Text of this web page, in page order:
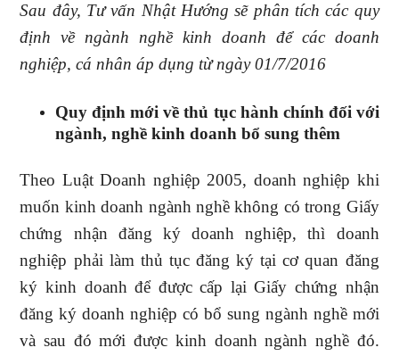
Sau đây, Tư vấn Nhật Hướng sẽ phân tích các quy
định về ngành nghề kinh doanh để các doanh
nghiệp, cá nhân áp dụng từ ngày 01/7/2016
Quy định mới về thủ tục hành chính đối với
ngành, nghề kinh doanh bổ sung thêm
Theo Luật Doanh nghiệp 2005, doanh nghiệp khi
muốn kinh doanh ngành nghề không có trong Giấy
chứng nhận đăng ký doanh nghiệp, thì doanh
nghiệp phải làm thủ tục đăng ký tại cơ quan đăng
ký kinh doanh để được cấp lại Giấy chứng nhận
đăng ký doanh nghiệp có bổ sung ngành nghề mới
và sau đó mới được kinh doanh ngành nghề đó.